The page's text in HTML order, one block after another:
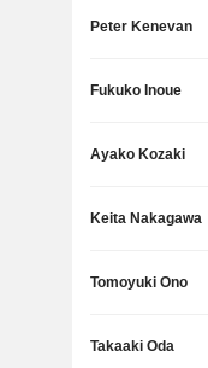
Peter Kenevan
Fukuko Inoue
Ayako Kozaki
Keita Nakagawa
Tomoyuki Ono
Takaaki Oda